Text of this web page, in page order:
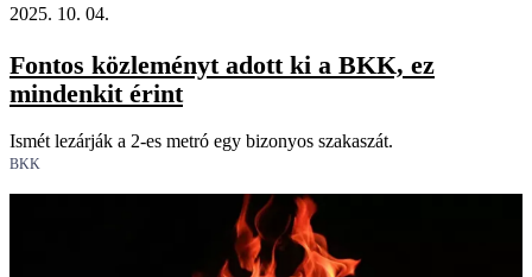
2025. 10. 04.
Fontos közleményt adott ki a BKK, ez
mindenkit érint
Ismét lezárják a 2-es metró egy bizonyos szakaszát.
BKK